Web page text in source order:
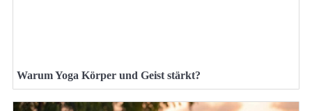
Warum Yoga Körper und Geist stärkt?